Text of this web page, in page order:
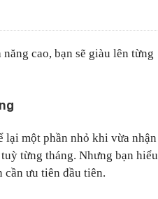
cao, bạn sẽ giàu lên từng
lại một phần nhỏ khi vừa nhận
từng tháng. Nhưng bạn hiểu
cần ưu tiên đầu tiên.